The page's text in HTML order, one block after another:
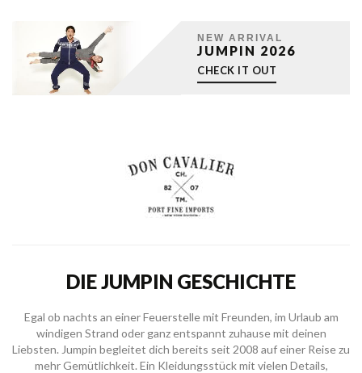
NEW ARRIVAL
JUMPIN 2026
CHECK IT OUT
DIE JUMPIN GESCHICHTE
Egal ob nachts an einer Feuerstelle mit Freunden, im Urlaub am
windigen Strand oder ganz entspannt zuhause mit deinen
Liebsten. Jumpin begleitet dich bereits seit 2008 auf einer Reise zu
mehr Gemütlichkeit. Ein Kleidungsstück mit vielen Details,